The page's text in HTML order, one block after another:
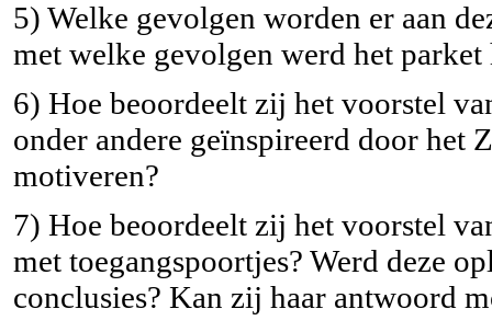
5) Welke gevolgen worden er aan
met welke gevolgen werd het
6) Hoe beoordeelt zij het voorstel
onder andere geïnspireerd door het
motiveren?
7) Hoe beoordeelt zij het voorstel
met toegangspoortjes? Werd deze
conclusies? Kan zij haar antwoord